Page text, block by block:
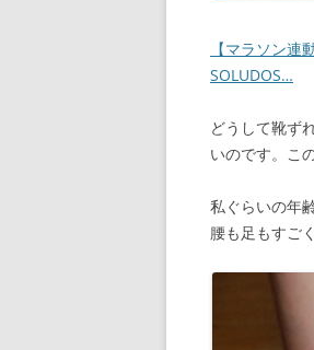
【マラソン連
SOLUDOS…
どうして靴ず
いのです。こ
私ぐらいの年
腰も足もすご